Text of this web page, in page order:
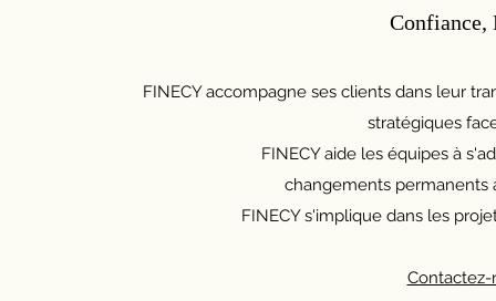
FINECY accompagne ses clients dans leur
stratégiques
FINECY aide les équipes à
changements permanents
FINECY s'implique dans les
Contactez-